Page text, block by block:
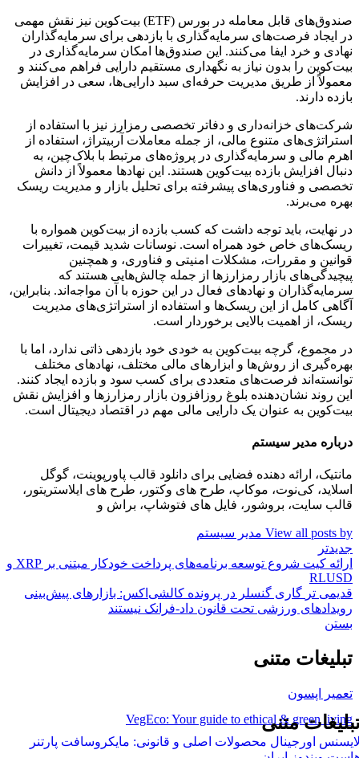
صندوق‌های قابل معامله در بورس (ETF) بیت‌کوین نیز نقش مهمی
در ایجاد فرصت‌های سرمایه‌گذاری با بازدهی برای سرمایه‌گذاران
نهادی و خرد ایفا می‌کنند. این صندوق‌ها امکان سرمایه‌گذاری در
بیت‌کوین را بدون نیاز به نگهداری مستقیم دارایی فراهم می‌کنند و
معمولاً از طریق مدیریت حرفه‌ای سبد دارایی‌ها، سعی در افزایش
بازده دارند.
شرکت‌های خزانه‌داری و دفاتر تخصصی رمزارز نیز با استفاده از
استراتژی‌های متنوع مالی، از جمله معاملات آربیتراژ، استفاده از
اهرم مالی و سرمایه‌گذاری در پروژه‌های مرتبط با بلاک‌چین، به
دنبال افزایش بازده بیت‌کوین هستند. این نهادها معمولاً از دانش
تخصصی و فناوری‌های پیشرفته برای تحلیل بازار و مدیریت ریسک
بهره می‌برند.
در نهایت، باید توجه داشت که کسب بازده از بیت‌کوین همواره با
ریسک‌های خاص خود همراه است. نوسانات شدید قیمت، تغییرات
قوانین و مقررات، مشکلات امنیتی و فناوری، و همچنین
پیچیدگی‌های بازار رمزارزها از جمله چالش‌هایی هستند که
سرمایه‌گذاران و نهادهای فعال در این حوزه با آن مواجه‌اند. بنابراین،
آگاهی کامل از این ریسک‌ها و استفاده از استراتژی‌های مدیریت
ریسک، از اهمیت بالایی برخوردار است.
در مجموع، گرچه بیت‌کوین به خودی خود بازدهی ذاتی ندارد، اما با
بهره‌گیری از روش‌ها و ابزارهای مالی مختلف، نهادهای مختلف
توانسته‌اند فرصت‌های متعددی برای کسب سود و بازده ایجاد کنند.
این روند نشان‌دهنده بلوغ روزافزون بازار رمزارزها و افزایش نقش
بیت‌کوین به عنوان یک دارایی مالی مهم در اقتصاد دیجیتال است.
درباره مدیر سیستم
مانتیک، ارائه دهنده فضایی برای دانلود قالب پاورپوینت، گوگل
اسلاید، کی‌نوت، موکاپ، طرح های وکتور، طرح های ایلاستریتور،
قالب سایت، بروشور، فایل های فتوشاپ، براش و
View all posts by مدیر سیستم
جدیدتر
ارائه کیت شروع توسعه برنامه‌های پرداخت خودکار مبتنی بر XRP و
RLUSD
قدیمی تر گاری گنسلر در پرونده کالشی‌اکس: بازارهای پیش‌بینی
رویدادهای ورزشی تحت قانون داد-فرانک نیستند
بستن
تبلیغات متنی
تعمیر اپسون
VegEco: Your guide to ethical & green living
متنی
اورجینال محصولات اصلی و قانونی: مایکروسافت پارتنر